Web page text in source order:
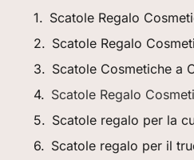
Scatole Regalo
Scatole Regalo
Scatole Cosmetiche a
Scatole Regalo
Scatole regalo per la
Scatole regalo per il